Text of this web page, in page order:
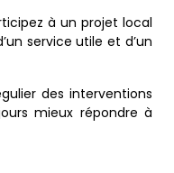
à un projet local
service utile et d’un
des interventions
mieux répondre à